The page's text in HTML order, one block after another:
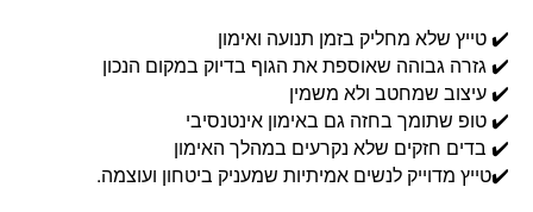
✔️ טייץ שלא מחליק בזמן תנועה ואימון
✔️ גזרה גבוהה שאוספת את הגוף בדיוק במקום הנכון
✔️ עיצוב שמחטב ולא משמין
✔️ טופ שתומך בחזה גם באימון אינטנסיבי
✔️ בדים חזקים שלא נקרעים במהלך האימון
✔️טייץ מדוייק לנשים אמיתיות שמעניק ביטחון ועוצמה.